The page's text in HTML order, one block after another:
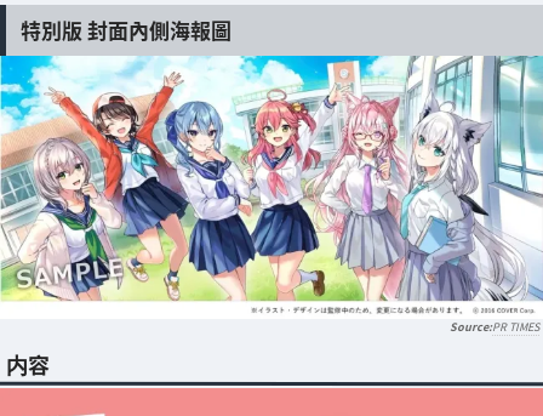
特別版 封面內側海報圖
PR TIMES
内容